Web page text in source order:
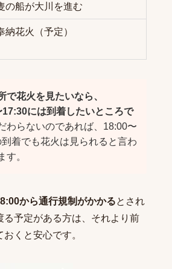
の船が大川を進む
納花火（予定）
で花火を見たいなら、
17:30には到着したいところで
わらないのであれば、18:00〜
着でも花火は見られると言わ
す。
から通行規制がかかるとされ
る予定がある方は、それより前
くと安心です。